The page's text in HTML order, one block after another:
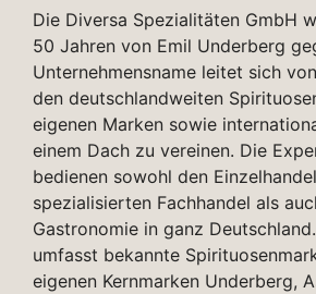
Die Diversa Spezialitäten GmbH
50 Jahren von Emil Underberg
Unternehmensname leitet sich
den deutschlandweiten
eigenen Marken sowie
einem Dach zu vereinen. Die
bedienen sowohl den
spezialisierten Fachhandel als
Gastronomie in ganz
umfasst bekannte
eigenen Kernmarken Underberg,